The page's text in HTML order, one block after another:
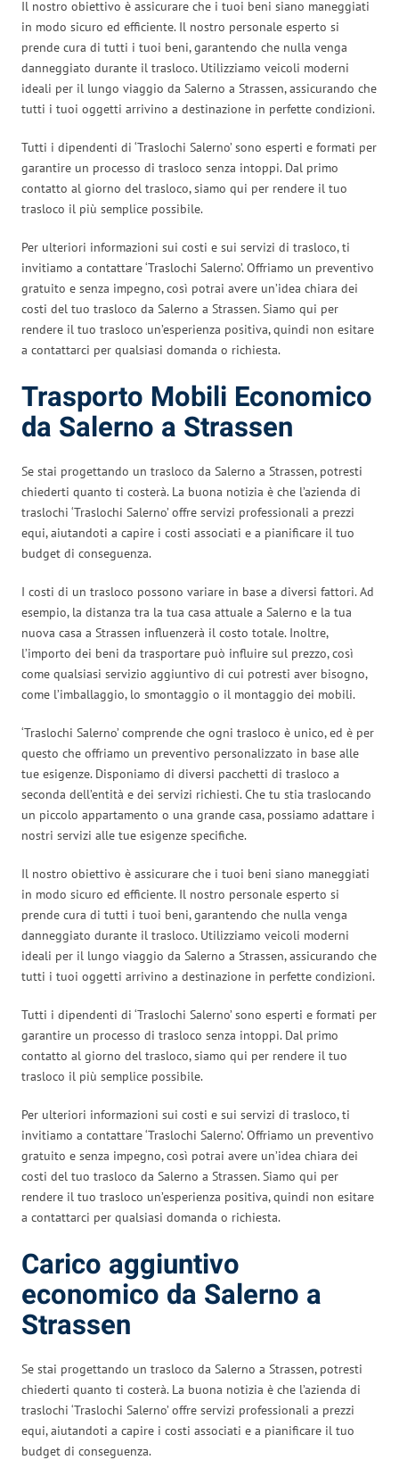
Il nostro obiettivo è assicurare che i tuoi beni siano maneggiati
in modo sicuro ed efficiente. Il nostro personale esperto si
prende cura di tutti i tuoi beni, garantendo che nulla venga
danneggiato durante il trasloco. Utilizziamo veicoli moderni
ideali per il lungo viaggio da Salerno a Strassen, assicurando che
tutti i tuoi oggetti arrivino a destinazione in perfette condizioni.
Tutti i dipendenti di ‘Traslochi Salerno’ sono esperti e formati per
garantire un processo di trasloco senza intoppi. Dal primo
contatto al giorno del trasloco, siamo qui per rendere il tuo
trasloco il più semplice possibile.
Per ulteriori informazioni sui costi e sui servizi di trasloco, ti
invitiamo a contattare ‘Traslochi Salerno’. Offriamo un preventivo
gratuito e senza impegno, così potrai avere un’idea chiara dei
costi del tuo trasloco da Salerno a Strassen. Siamo qui per
rendere il tuo trasloco un’esperienza positiva, quindi non esitare
a contattarci per qualsiasi domanda o richiesta.
Trasporto Mobili Economico
da Salerno a Strassen
Se stai progettando un trasloco da Salerno a Strassen, potresti
chiederti quanto ti costerà. La buona notizia è che l’azienda di
traslochi ‘Traslochi Salerno’ offre servizi professionali a prezzi
equi, aiutandoti a capire i costi associati e a pianificare il tuo
budget di conseguenza.
I costi di un trasloco possono variare in base a diversi fattori. Ad
esempio, la distanza tra la tua casa attuale a Salerno e la tua
nuova casa a Strassen influenzerà il costo totale. Inoltre,
l’importo dei beni da trasportare può influire sul prezzo, così
come qualsiasi servizio aggiuntivo di cui potresti aver bisogno,
come l’imballaggio, lo smontaggio o il montaggio dei mobili.
‘Traslochi Salerno’ comprende che ogni trasloco è unico, ed è per
questo che offriamo un preventivo personalizzato in base alle
tue esigenze. Disponiamo di diversi pacchetti di trasloco a
seconda dell’entità e dei servizi richiesti. Che tu stia traslocando
un piccolo appartamento o una grande casa, possiamo adattare i
nostri servizi alle tue esigenze specifiche.
Il nostro obiettivo è assicurare che i tuoi beni siano maneggiati
in modo sicuro ed efficiente. Il nostro personale esperto si
prende cura di tutti i tuoi beni, garantendo che nulla venga
danneggiato durante il trasloco. Utilizziamo veicoli moderni
ideali per il lungo viaggio da Salerno a Strassen, assicurando che
tutti i tuoi oggetti arrivino a destinazione in perfette condizioni.
Tutti i dipendenti di ‘Traslochi Salerno’ sono esperti e formati per
garantire un processo di trasloco senza intoppi. Dal primo
contatto al giorno del trasloco, siamo qui per rendere il tuo
trasloco il più semplice possibile.
Per ulteriori informazioni sui costi e sui servizi di trasloco, ti
invitiamo a contattare ‘Traslochi Salerno’. Offriamo un preventivo
gratuito e senza impegno, così potrai avere un’idea chiara dei
costi del tuo trasloco da Salerno a Strassen. Siamo qui per
rendere il tuo trasloco un’esperienza positiva, quindi non esitare
a contattarci per qualsiasi domanda o richiesta.
Carico aggiuntivo
economico da Salerno a
Strassen
Se stai progettando un trasloco da Salerno a Strassen, potresti
chiederti quanto ti costerà. La buona notizia è che l’azienda di
traslochi ‘Traslochi Salerno’ offre servizi professionali a prezzi
equi, aiutandoti a capire i costi associati e a pianificare il tuo
budget di conseguenza.